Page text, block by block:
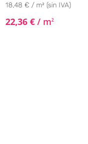
18,48 € / m² (sin IVA)
22,36 € / m2